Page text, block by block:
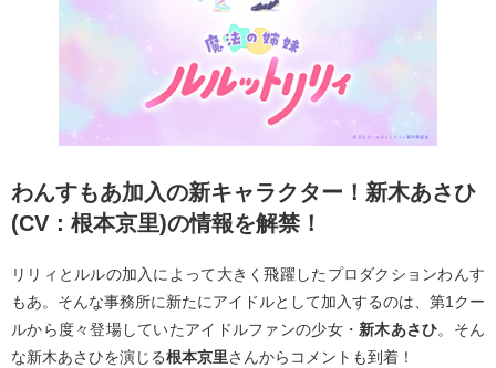
わんすもあ加入の新キャラクター！新木あさひ
(CV：根本京里)の情報を解禁！
リリィとルルの加入によって大きく飛躍したプロダクションわんす
もあ。そんな事務所に新たにアイドルとして加入するのは、第1クー
ルから度々登場していたアイドルファンの少女・新木あさひ。そん
な新木あさひを演じる根本京里さんからコメントも到着！